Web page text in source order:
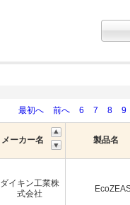
最初へ
前へ 6 7 8 9
メーカー名 製品名
ダイキン工業株
式会社